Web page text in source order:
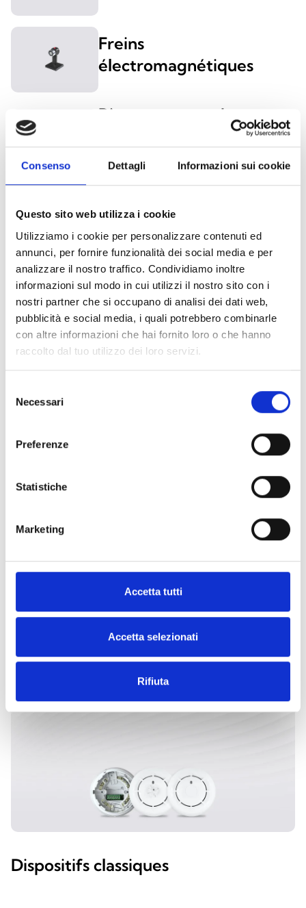
Consenso Dettagli Informazioni sui cookie
Questo sito web utilizza i cookie
Utilizziamo i cookie per personalizzare contenuti ed
annunci, per fornire funzionalità dei social media e per
analizzare il nostro traffico. Condividiamo inoltre
informazioni sul modo in cui utilizzi il nostro sito con i
nostri partner che si occupano di analisi dei dati web,
pubblicità e social media, i quali potrebbero combinarle
con altre informazioni che hai fornito loro o che hanno
raccolto dal tuo utilizzo dei loro servizi.
delNecessari
Preferenze
Statistiche
Marketing
Accetta tutti
Accetta selezionati
Rifiuta
Freins
électromagnétiques
Pictogrammes des
d'immatriculation
F-COM : communicateur
universel
Ce produit vous intéresse ?
plus
TROUVE-LE
DÉCOUVREZ LES AUTRES
CATÉGORIES
Dispositifs classiques